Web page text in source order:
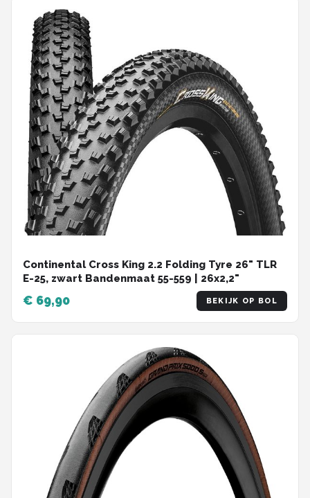
Continental Cross King 2.2 Folding Tyre 26" TLR
E-25, zwart Bandenmaat 55-559 | 26x2,2"
€ 69,90 BEKIJK OP BOL